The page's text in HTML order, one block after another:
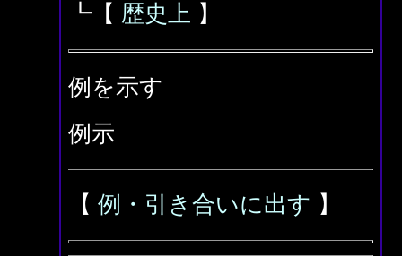
┗【 歴史上 】
例を示す
例示
【 例・引き合いに出す 】